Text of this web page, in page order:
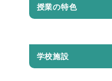
授業の特色
学校施設